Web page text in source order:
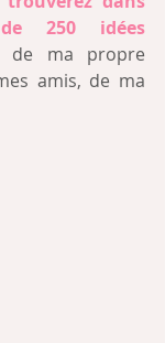
250 idées
de ma propre
amis, de ma